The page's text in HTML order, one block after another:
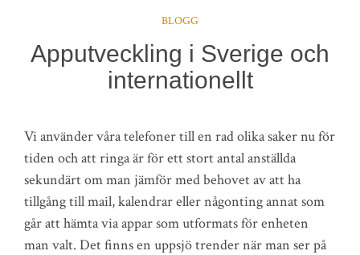
BLOGG
Apputveckling i Sverige och
internationellt
Vi använder våra telefoner till en rad olika saker nu för
tiden och att ringa är för ett stort antal anställda
sekundärt om man jämför med behovet av att ha
tillgång till mail, kalendrar eller någonting annat som
går att hämta via appar som utformats för enheten
man valt. Det finns en uppsjö trender när man ser på